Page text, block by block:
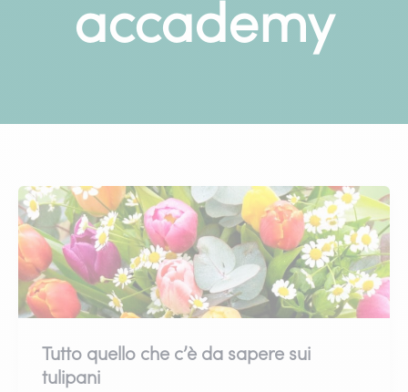
accademy
Tutto quello che c’è da sapere sui
tulipani